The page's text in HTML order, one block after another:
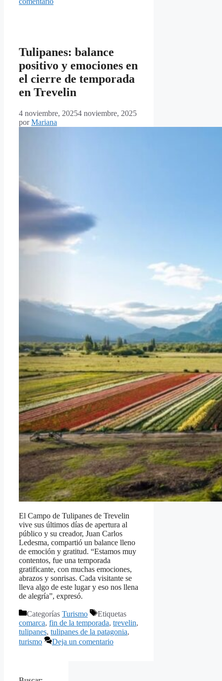
Tulipanes: balance
positivo y emociones en
el cierre de temporada
en Trevelin
4 noviembre, 20254 noviembre, 2025
porMariana
El Campo de Tulipanes de Trevelin
vive sus últimos días de apertura al
público y su creador, Juan Carlos
Ledesma, compartió un balance lleno
de emoción y gratitud. “Estamos muy
contentos, fue una temporada
gratificante, con muchas emociones,
abrazos y sonrisas. Cada visitante se
lleva algo de este lugar y eso nos llena
de alegría”, expresó.
Categorías Turismo
Etiquetas
comarca, fin de la temporada, trevelin,
tulipanes, tulipanes de la patagonia,
turismo
Deja un comentario